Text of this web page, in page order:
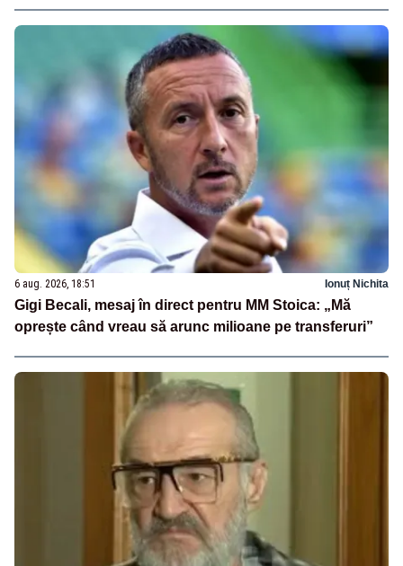
6 aug. 2026, 18:51 Ionuț Nichita
Gigi Becali, mesaj în direct pentru MM Stoica: „Mă
oprește când vreau să arunc milioane pe transferuri”